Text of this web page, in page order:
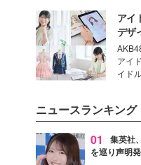
ニオ
デル
談
ら、
の感
ーに
アイ
デザ
愛い
クロ
アイ
イド
ター
個性
衣装
気と
ニュースランキング
01
集英社
を巡り声明